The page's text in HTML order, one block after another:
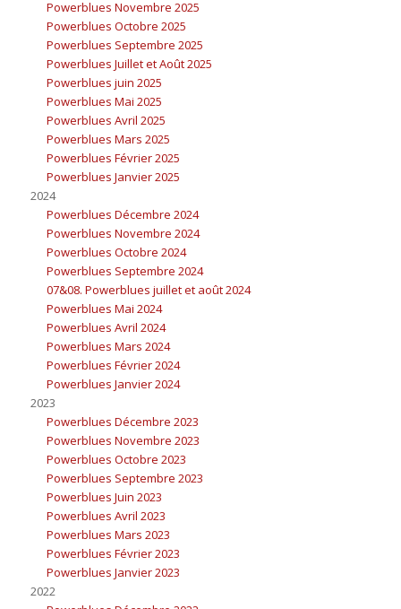
Powerblues Novembre 2025
Powerblues Octobre 2025
Powerblues Septembre 2025
Powerblues Juillet et Août 2025
Powerblues juin 2025
Powerblues Mai 2025
Powerblues Avril 2025
Powerblues Mars 2025
Powerblues Février 2025
Powerblues Janvier 2025
2024
Powerblues Décembre 2024
Powerblues Novembre 2024
Powerblues Octobre 2024
Powerblues Septembre 2024
07&08. Powerblues juillet et août 2024
Powerblues Mai 2024
Powerblues Avril 2024
Powerblues Mars 2024
Powerblues Février 2024
Powerblues Janvier 2024
2023
Powerblues Décembre 2023
Powerblues Novembre 2023
Powerblues Octobre 2023
Powerblues Septembre 2023
Powerblues Juin 2023
Powerblues Avril 2023
Powerblues Mars 2023
Powerblues Février 2023
Powerblues Janvier 2023
2022